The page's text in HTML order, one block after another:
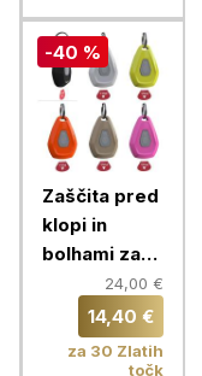
-40 %
Zaščita pred
klopi in
bolhami za
ZeroBugs
Eksagon,
24,00 €
14,40 €
za 30 Zlatih
točk